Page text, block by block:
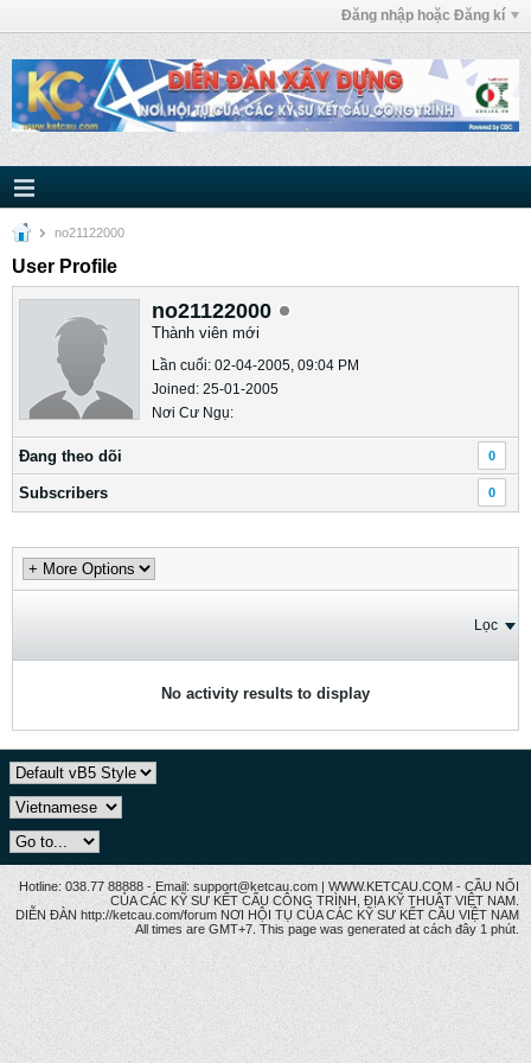
Đăng nhập hoặc Đăng kí
no21122000
User Profile
no21122000
Thành viên mới
Lần cuối: 02-04-2005, 09:04 PM
Joined: 25-01-2005
Nơi Cư Ngụ:
Ðang theo dõi 0
Subscribers 0
Lọc
No activity results to display
Hotline: 038.77 88888 - Email: support@ketcau.com | WWW.KETCAU.COM - CẦU NỐI
CỦA CÁC KỸ SƯ KẾT CẤU CÔNG TRÌNH, ĐỊA KỸ THUẬT VIỆT NAM.
DIỄN ĐÀN http://ketcau.com/forum NƠI HỘI TỤ CỦA CÁC KỸ SƯ KẾT CÂU VIỆT NAM
All times are GMT+7. This page was generated at cách đây 1 phút.